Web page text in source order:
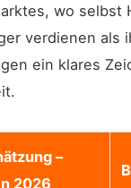
wo selbst
verdienen als
ein klares
–
2026